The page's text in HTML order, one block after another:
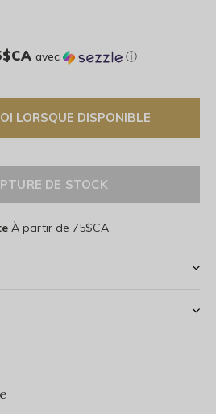
avec ⓘ
LORSQUE DISPONIBLE
DE STOCK
À partir de 75$CA